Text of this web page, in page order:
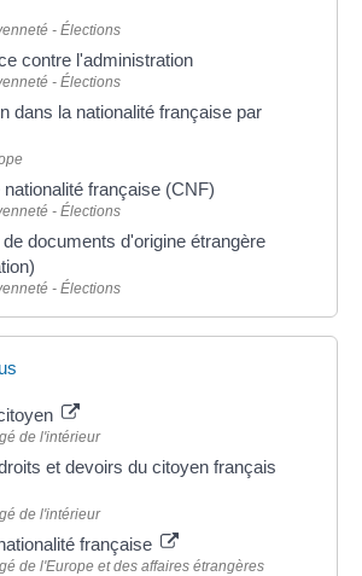
- Élections
contre l'administration
- Élections
dans la nationalité française par
française (CNF)
- Élections
documents d'origine étrangère
- Élections
de l'intérieur
et devoirs du citoyen français
de l'intérieur
française
de l'Europe et des affaires étrangères